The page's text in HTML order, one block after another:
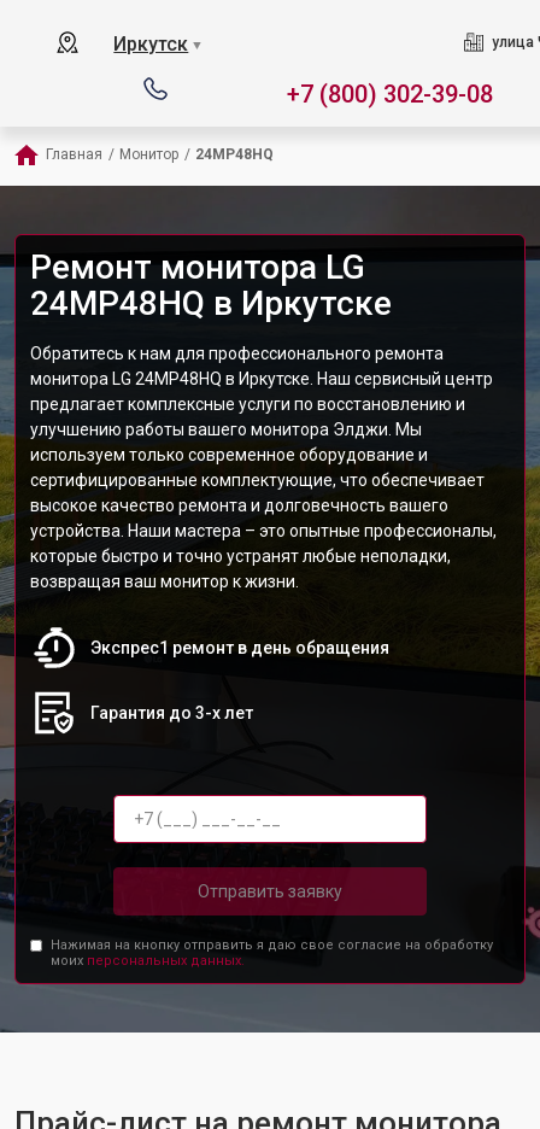
Иркутск ▼ улица
+7 (800) 302-39-08
Главная / Монитор / 24MP48HQ
Ремонт монитора LG
24MP48HQ в Иркутске
Обратитесь к нам для профессионального ремонта
монитора LG 24MP48HQ в Иркутске. Наш сервисный центр
предлагает комплексные услуги по восстановлению и
улучшению работы вашего монитора Элджи. Мы
используем только современное оборудование и
сертифицированные комплектующие, что обеспечивает
высокое качество ремонта и долговечность вашего
устройства. Наши мастера – это опытные профессионалы,
которые быстро и точно устранят любые неполадки,
возвращая ваш монитор к жизни.
Экспрес1 ремонт в день обращения
Гарантия до 3-х лет
Отправить заявку
Нажимая на кнопку отправить я даю свое согласие на обработку
моих персональных данных.